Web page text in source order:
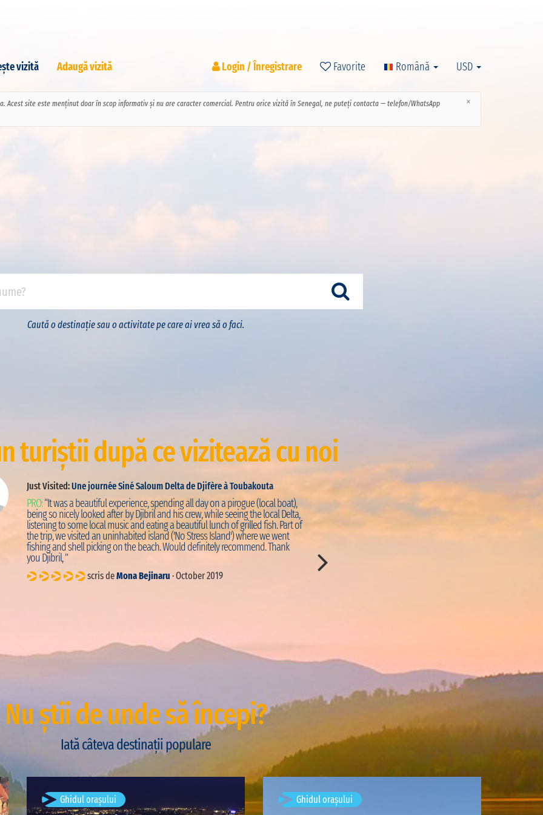
vizită Adaugă vizită Login / Înregistrare Favorite Română USD
×
Acest site este menținut doar în scop informativ și nu are caracter comercial. Pentru orice vizită în Senegal, ne puteți contacta — telefon/WhatsApp
Caută o destinație sau o activitate pe care ai vrea să o faci.
turiștii după ce vizitează cu noi
Just Visited:Une journée Siné Saloum Delta de Djifère à Toubakouta
PRO:“It was a beautiful experience, spending all day on a pirogue (local boat),
being so nicely looked after by Djibril and his crew, while seeing the local Delta,
listening to some local music and eating a beautiful lunch of grilled fish. Part of
the trip, we visited an uninhabited island ('No Stress Island') where we went
fishing and shell picking on the beach. Would definitely recommend. Thank
you Djibril, ”
scris deMona Bejinaru · October 2019
Just Visited:Trekking + Pirogue
“La journée commence par une petite
découvrir la façade atlantique de la région. La vue
Nu știi de unde să începi?
Iată câteva destinații populare
Ghidul orașului Ghidul orașului